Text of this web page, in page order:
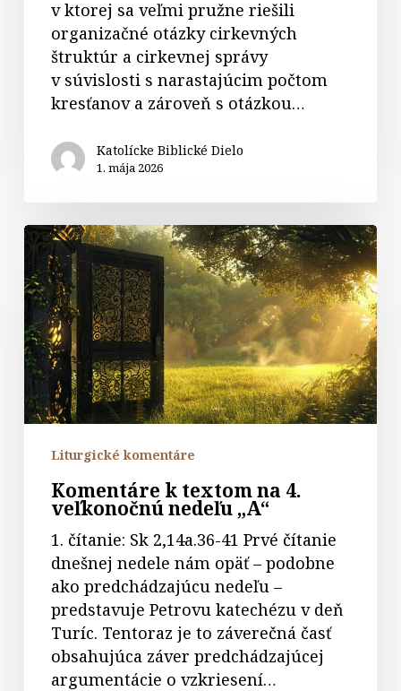
v ktorej sa veľmi pružne riešili
organizačné otázky cirkevných
štruktúr a cirkevnej správy
v súvislosti s narastajúcim počtom
kresťanov a zároveň s otázkou…
Katolícke Biblické Dielo
1. mája 2026
Komentáre
textom
na
4.
veľkonočnú
nedeľu
„A“
Liturgické komentáre
Komentáre k textom na 4.
veľkonočnú nedeľu „A“
1. čítanie: Sk 2,14a.36-41 Prvé čítanie
dnešnej nedele nám opäť – podobne
ako predchádzajúcu nedeľu –
predstavuje Petrovu katechézu v deň
Turíc. Tentoraz je to záverečná časť
obsahujúca záver predchádzajúcej
argumentácie o vzkriesení…